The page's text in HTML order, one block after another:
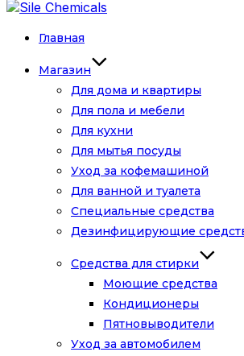
Главная
Магазин
Для дома и квартиры
Для пола и мебели
Для кухни
Для мытья посуды
Уход за кофемашиной
Для ванной и туалета
Специальные средства
Дезинфицирующие
Средства для стирки
Моющие средства
Кондиционеры
Пятновыводители
Уход за автомобилем